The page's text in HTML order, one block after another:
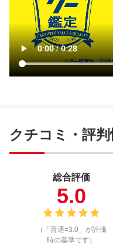
クチコミ・評判
総合評価
5.0
（「普通=3.0」が評価
時の基準です）